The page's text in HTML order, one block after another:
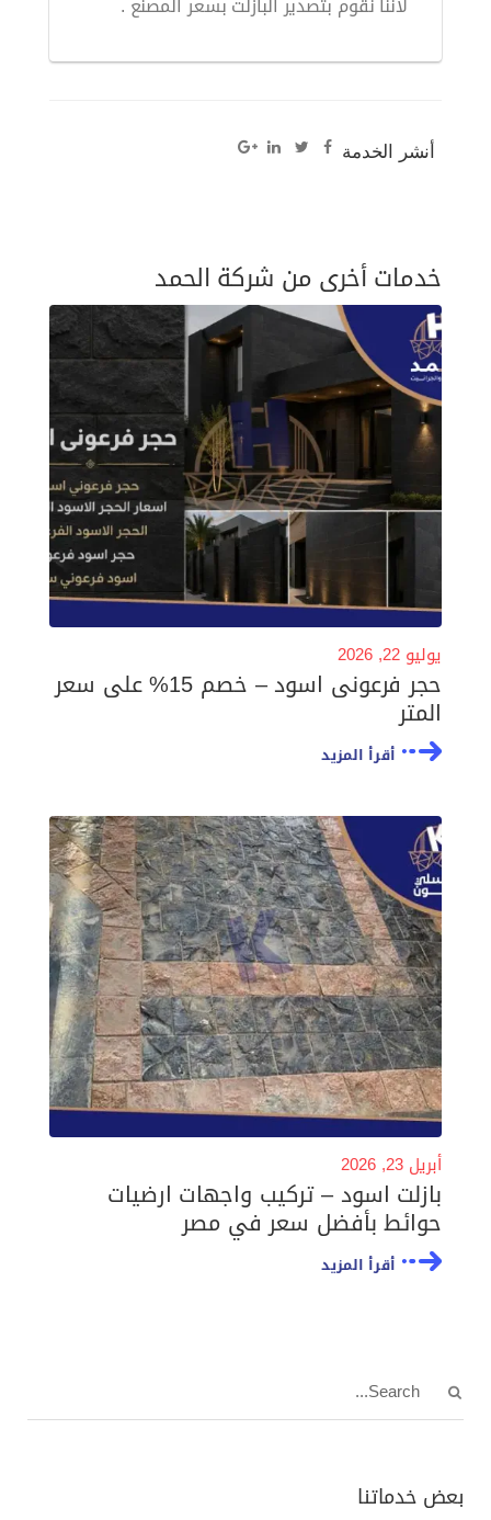
أنشر الخدمة
خدمات أخرى من شركة الحمد
يوليو 22, 2026
حجر فرعونى اسود – خصم 15% على سعر
المتر
أقرأ المزيد
أبريل 23, 2026
بازلت اسود – تركيب واجهات ارضيات
حوائط بأفضل سعر في مصر
أقرأ المزيد
بعض خدماتنا